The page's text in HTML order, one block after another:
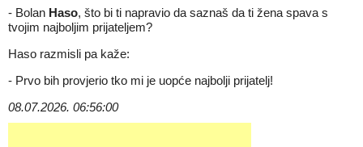
- Bolan Haso, što bi ti napravio da saznaš da ti žena spava s
tvojim najboljim prijateljem?
Haso razmisli pa kaže:
- Prvo bih provjerio tko mi je uopće najbolji prijatelj!
08.07.2026. 06:56:00